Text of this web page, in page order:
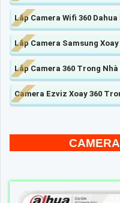
Lắp Camera Wifi 360
Lắp Camera Samsung Xoay
Lắp Camera 360 Trong
Camera Ezviz Xoay 360